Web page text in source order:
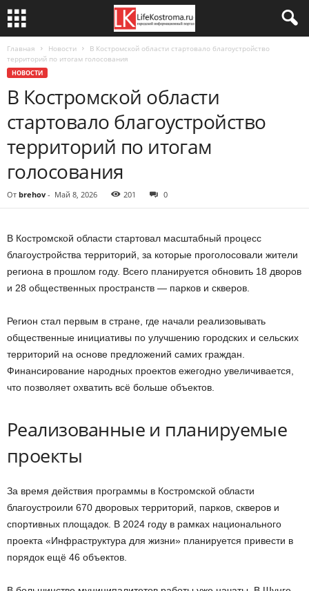
Главная Новости
В Костромской области стартовало благоустройство
территорий по итогам голосования
НОВОСТИ
В Костромской области
стартовало благоустройство
территорий по итогам
голосования
От brehov - Май 8, 2026 201 0
В Костромской области стартовал масштабный процесс
благоустройства территорий, за которые проголосовали жители
региона в прошлом году. Всего планируется обновить 18 дворов
и 28 общественных пространств — парков и скверов.
Регион стал первым в стране, где начали реализовывать
общественные инициативы по улучшению городских и сельских
территорий на основе предложений самих граждан.
Финансирование народных проектов ежегодно увеличивается,
что позволяет охватить всё больше объектов.
Реализованные и планируемые
проекты
За время действия программы в Костромской области
благоустроили 670 дворовых территорий, парков, скверов и
спортивных площадок. В 2024 году в рамках национального
проекта «Инфраструктура для жизни» планируется привести в
порядок ещё 46 объектов.